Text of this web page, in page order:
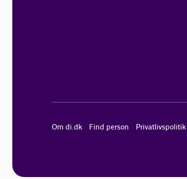
Om di.dk Find person Privatlivspolitik